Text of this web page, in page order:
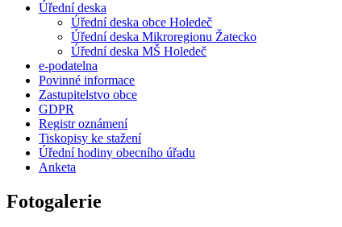
Úřední deska
Úřední deska obce Holedeč
Úřední deska Mikroregionu Žatecko
Úřední deska MŠ Holedeč
e-podatelna
Povinné informace
Zastupitelstvo obce
GDPR
Registr oznámení
Tiskopisy ke stažení
Úřední hodiny obecního úřadu
Anketa
Fotogalerie